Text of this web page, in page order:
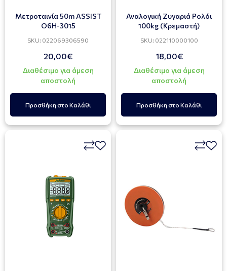
Μετροταινία 50m ASSIST
O6H-3015
SKU: 022069306590
20,00€
Διαθέσιμο για άμεση
αποστολή
Προσθήκη στο Καλάθι
Αναλογική Ζυγαριά Ρολόι
100kg (Κρεμαστή)
SKU: 022110000100
18,00€
Διαθέσιμο για άμεση
αποστολή
Προσθήκη στο Καλάθι